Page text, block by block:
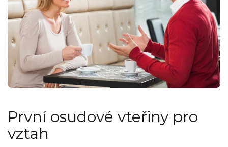
První osudové vteřiny pro
vztah